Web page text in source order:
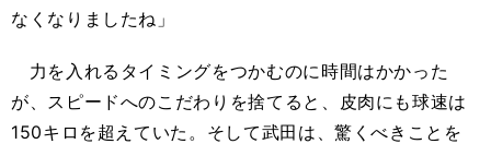
なくなりましたね」
力を入れるタイミングをつかむのに時間はかかった
が、スピードへのこだわりを捨てると、皮肉にも球速は
150キロを超えていた。そして武田は、驚くべきことを